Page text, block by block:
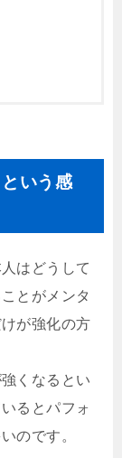
いう感
はどうして
とがメンタ
が強化の方
くなるとい
るとパフォ
のです。